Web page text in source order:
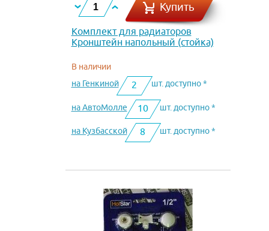
Купить
Комплект для радиаторов
Кронштейн напольный (стойка)
В наличии
на Генкиной
2 шт. доступно *
на АвтоМолле 10 шт. доступно *
на Кузбасской 8 шт. доступно *